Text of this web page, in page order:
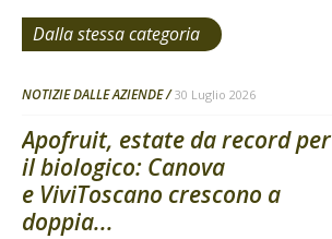
Dalla stessa categoria
NOTIZIE DALLE AZIENDE 30 Luglio 2026
Apofruit, estate da record per
il biologico: Canova
e ViviToscano crescono a
doppia...